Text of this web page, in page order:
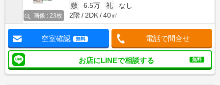
画像 : 23枚
敷
6.5万 礼
なし
2階
2DK 40㎡
空室確認 無料 電話で問合せ
お店にLINEで相談する 無料